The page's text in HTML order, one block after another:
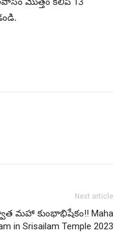
Next article
మహా కుంభాభిషేకం!! Maha
in Srisailam Temple 2023